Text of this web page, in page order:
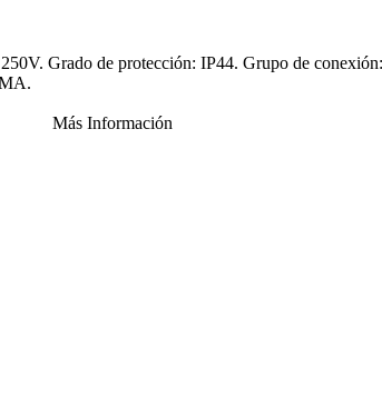
Grado de protección: IP44. Grupo de
Más Información